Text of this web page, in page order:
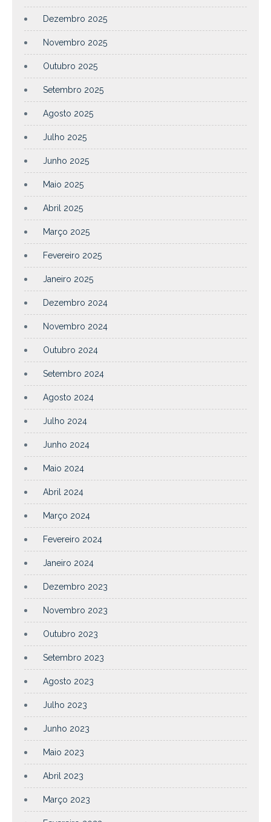
Dezembro 2025
Novembro 2025
Outubro 2025
Setembro 2025
Agosto 2025
Julho 2025
Junho 2025
Maio 2025
Abril 2025
Março 2025
Fevereiro 2025
Janeiro 2025
Dezembro 2024
Novembro 2024
Outubro 2024
Setembro 2024
Agosto 2024
Julho 2024
Junho 2024
Maio 2024
Abril 2024
Março 2024
Fevereiro 2024
Janeiro 2024
Dezembro 2023
Novembro 2023
Outubro 2023
Setembro 2023
Agosto 2023
Julho 2023
Junho 2023
Maio 2023
Abril 2023
Março 2023